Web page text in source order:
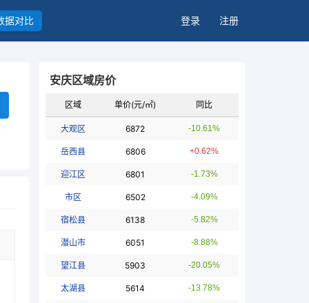
据对比 登录 注册
安庆区域房价
区域 单价(元/㎡) 同比
大观区 6872 -10.61%
岳西县 6806 +0.62%
迎江区 6801 -1.73%
市区 6502 -4.09%
宿松县 6138 -5.82%
潜山市 6051 -8.88%
望江县 5903 -20.05%
太湖县 5614 -13.78%